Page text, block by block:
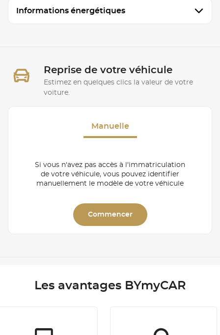
Informations énergétiques
Reprise de votre véhicule
Estimez en quelques clics la valeur de votre
voiture.
Manuelle
Si vous n'avez pas accès à l'immatriculation
de votre véhicule, vous pouvez identifier
manuellement le modèle de votre véhicule
Commencer
Les avantages BYmyCAR